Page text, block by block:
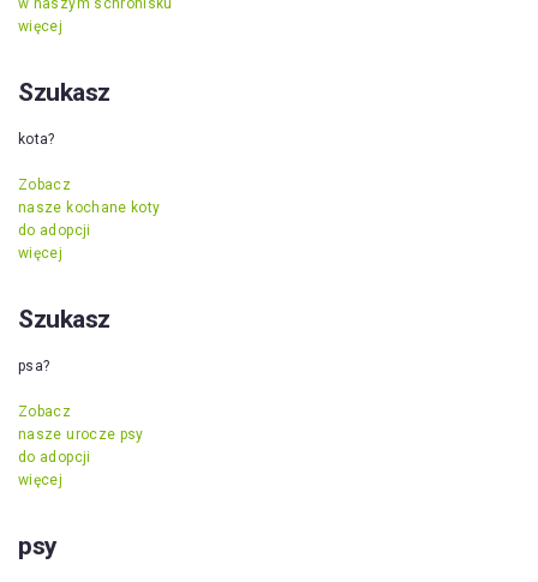
w naszym schronisku
więcej
Szukasz
kota?
Zobacz
nasze kochane koty
do adopcji
więcej
Szukasz
psa?
Zobacz
nasze urocze psy
do adopcji
więcej
psy